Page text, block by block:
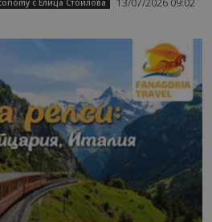
с Елица Стоилова 13/07/2026 09:02